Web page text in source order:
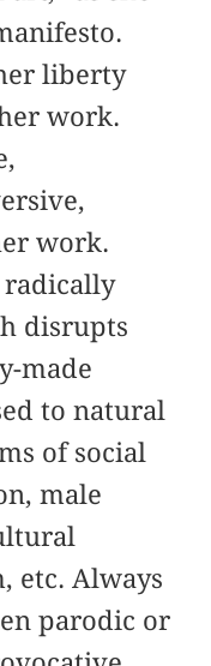
liberty
work.
work.
radically
disrupts
made
to natural
of social
male
etc. Always
parodic or